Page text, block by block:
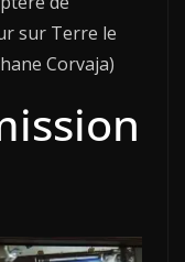
sur Terre le
Corvaja)